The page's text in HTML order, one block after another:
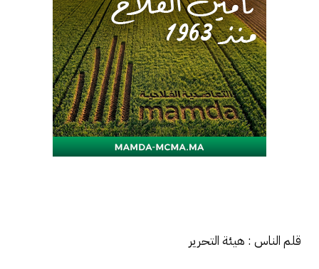
قلم الناس : هيئة التحرير